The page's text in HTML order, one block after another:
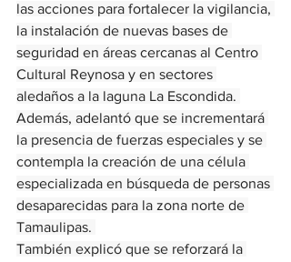
las acciones para fortalecer la vigilancia,
la instalación de nuevas bases de
seguridad en áreas cercanas al Centro
Cultural Reynosa y en sectores
aledaños a la laguna La Escondida.
Además, adelantó que se incrementará
la presencia de fuerzas especiales y se
contempla la creación de una célula
especializada en búsqueda de personas
desaparecidas para la zona norte de
Tamaulipas.
También explicó que se reforzará la